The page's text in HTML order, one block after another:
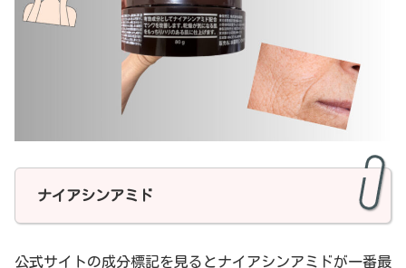
ナイアシンアミド
公式サイトの成分標記を見るとナイアシンアミドが一番最